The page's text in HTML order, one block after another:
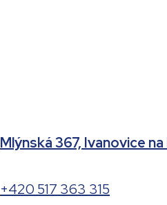
Mlýnská 367, Ivanovice na
+420 517 363 315